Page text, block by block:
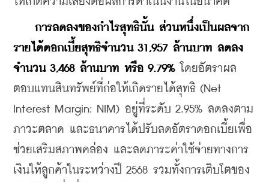
การลดลงของกำไรสุทธินั้น ส่วนหนึ่งเป็นผลจาก
รายได้ดอกเบี้ยสุทธิจำนวน 31,957 ล้านบาท ลดลง
จำนวน 3,468 ล้านบาท หรือ 9.79% โดยอัตราผล
ตอบแทนสินทรัพย์ที่ก่อให้เกิดรายได้สุทธิ (Net
Interest Margin: NIM) อยู่ที่ระดับ 2.95% ลดลงตาม
ภาวะตลาด และธนาคารได้ปรับลดอัตราดอกเบี้ยเพื่อ
ช่วยเสริมสภาพคล่อง และลดภาระค่าใช้จ่ายทางการ
เงินให้ลูกค้าในระหว่างปี 2568 รวมทั้งการเติบโตของ